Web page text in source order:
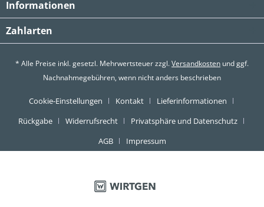
Informationen
Zahlarten
* Alle Preise inkl. gesetzl. Mehrwertsteuer zzgl.Versandkosten und ggf.
Nachnahmegebühren, wenn nicht anders beschrieben
Cookie-Einstellungen Kontakt
Lieferinformationen
Rückgabe
Widerrufsrecht
Privatsphäre und Datenschutz
AGB
Impressum